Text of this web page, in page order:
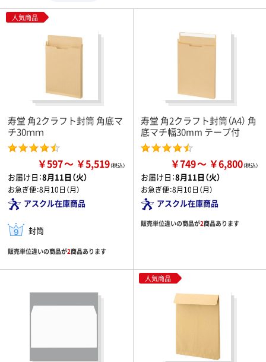
人気商品
寿堂 角2クラフト封筒 角底マ
チ30ｍｍ
￥597 ￥5,519
お届け日：8月11日（火）
お急ぎ便：8月10日（月）
アスクル在庫商品
封筒
販売単位違いの商品が2商品あります
寿堂 角2クラフト封筒（A4） 角
底マチ幅30mm テープ付
￥749 ￥6,800
お届け日：8月11日（火）
お急ぎ便：8月10日（月）
アスクル在庫商品
販売単位違いの商品が2商品あります
人気商品